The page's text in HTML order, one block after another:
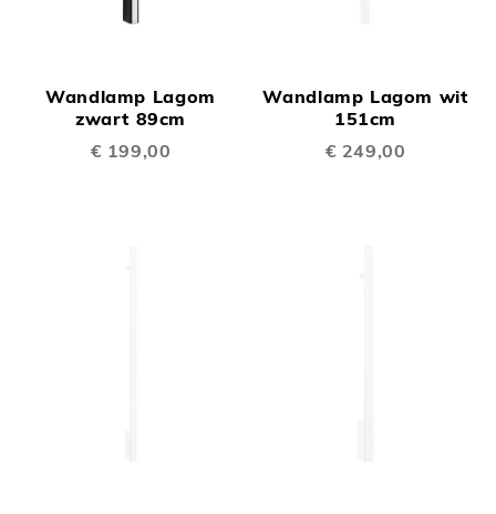
Wandlamp Lagom
zwart 89cm
€ 199,00
Wandlamp Lagom wit
151cm
€ 249,00